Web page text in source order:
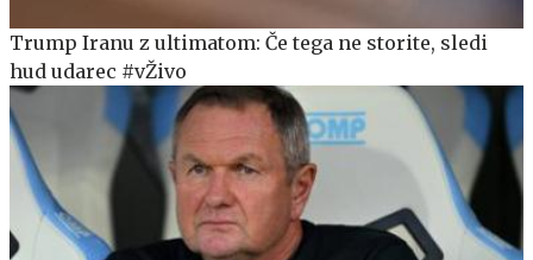
Trump Iranu z ultimatom: Če tega ne storite, sledi
hud udarec #vŽivo